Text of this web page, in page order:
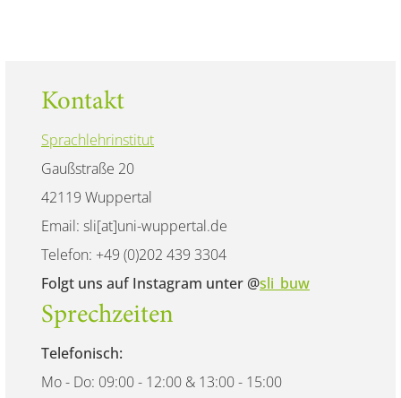
Kontakt
Sprachlehrinstitut
Gaußstraße 20
42119 Wuppertal
Email: sli[at]uni-wuppertal.de
Telefon: +49 (0)202 439 3304
Folgt uns auf Instagram unter @sli_buw
Sprechzeiten
Telefonisch:
Mo - Do: 09:00 - 12:00 & 13:00 - 15:00